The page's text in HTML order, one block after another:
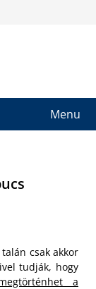
Menu
csak akkor
tudják, hogy
a